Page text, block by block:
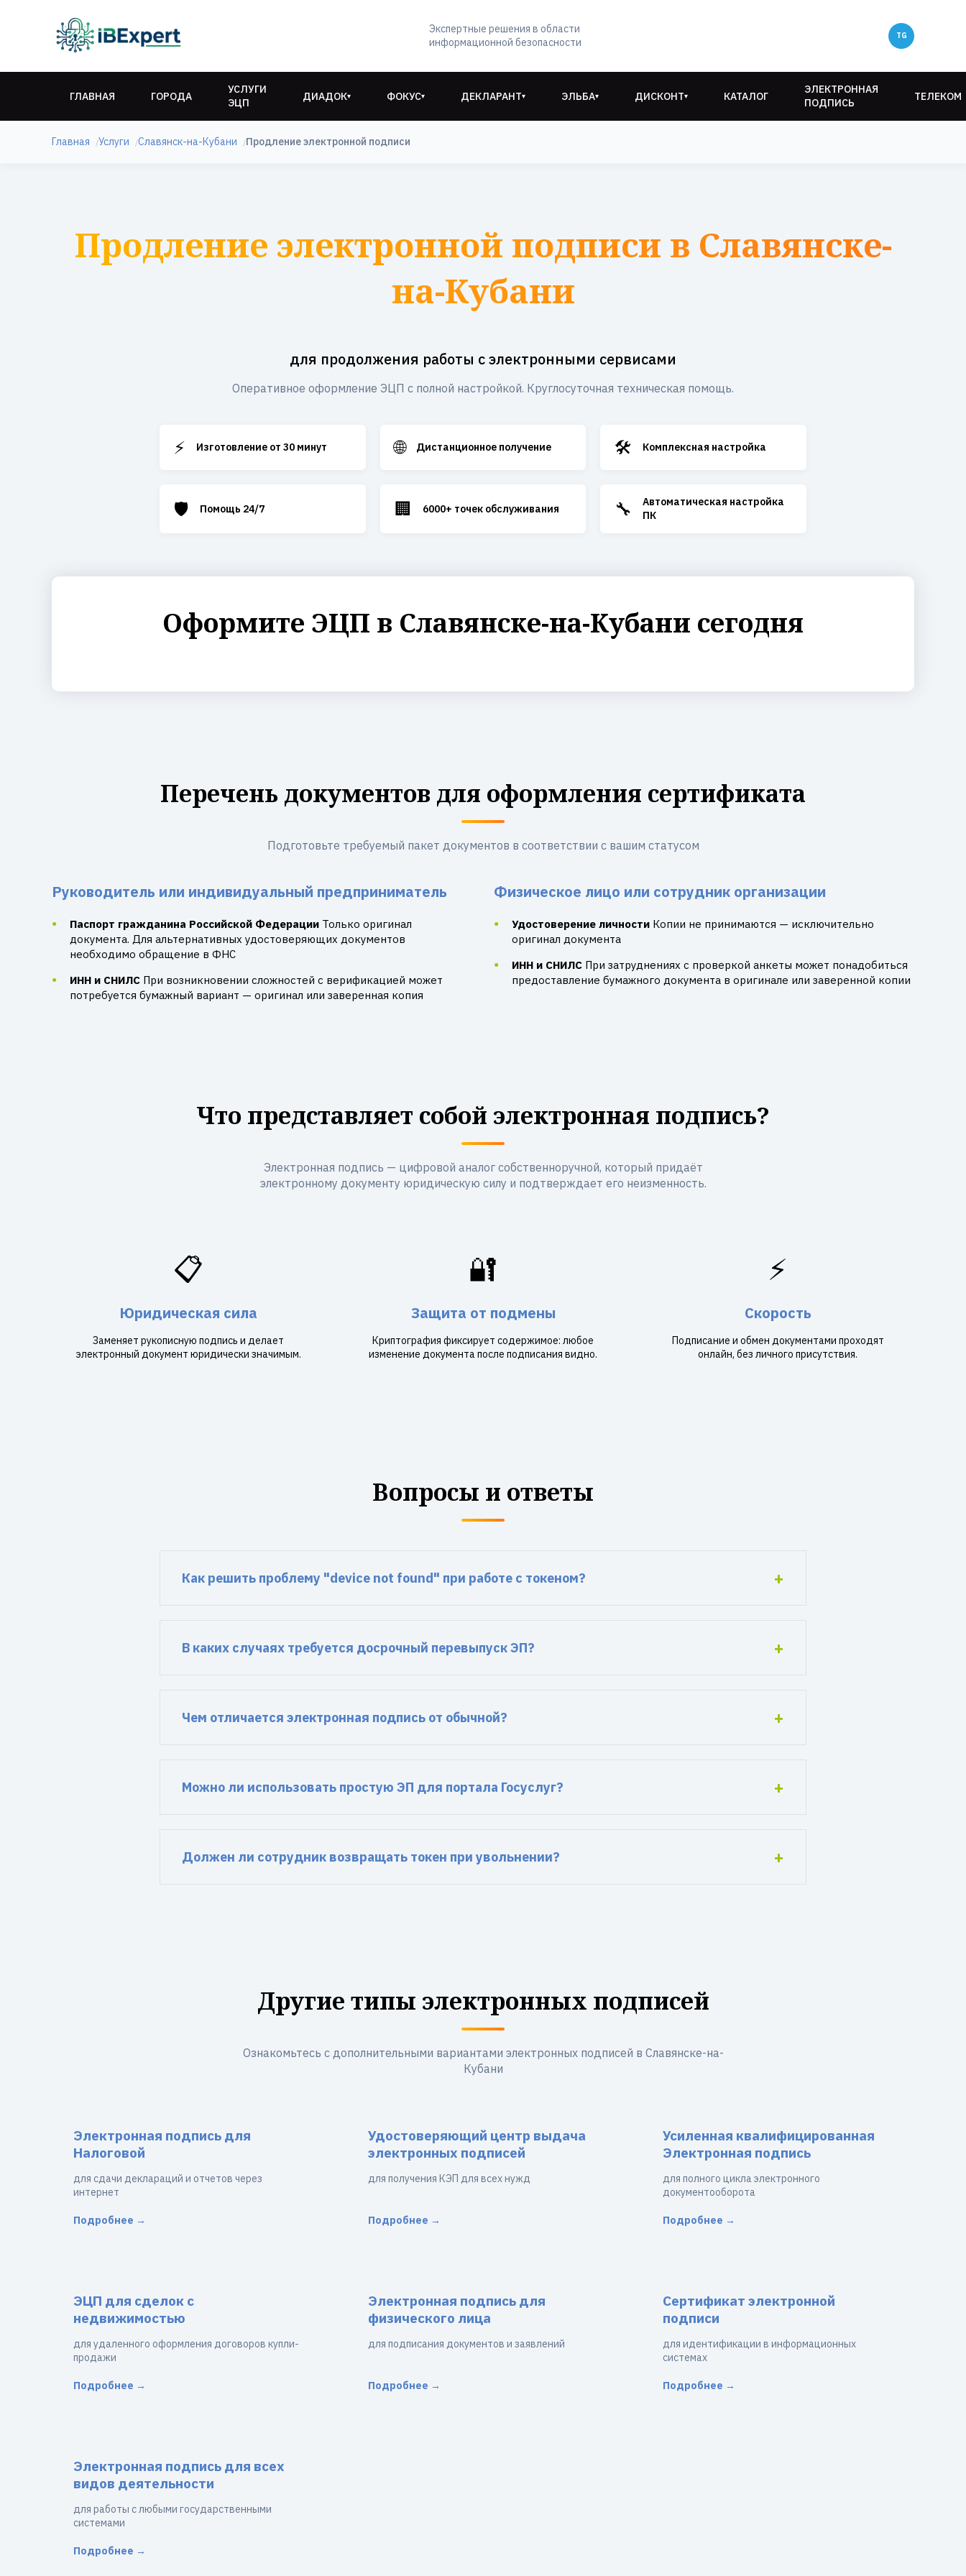
Экспертные решения в области
информационной безопасности
ГЛАВНАЯ ГОРОДА
УСЛУГИ
ЭЦП
ДИАДОК▾ ФОКУС▾ ДЕКЛАРАНТ▾ ЭЛЬБА▾ ДИСКОНТ▾ КАТАЛОГ
ЭЛЕКТРОННАЯ
ПОДПИСЬ
ТЕЛЕКОМ
Главная Услуги Славянск-на-Кубани Продление электронной подписи
Продление электронной подписи в Славянске-
на-Кубани
для продолжения работы с электронными сервисами
Оперативное оформление ЭЦП с полной настройкой. Круглосуточная техническая помощь.
⚡ Изготовление от 30 минут 🌐 Дистанционное получение 🛠️ Комплексная настройка
🛡️ Помощь 24/7 🏢 6000+ точек обслуживания 🔧
Автоматическая настройка
ПК
Оформите ЭЦП в Славянске-на-Кубани сегодня
Перечень документов для оформления сертификата
Подготовьте требуемый пакет документов в соответствии с вашим статусом
Руководитель или индивидуальный предприниматель
Паспорт гражданина Российской Федерации Только оригинал
документа. Для альтернативных удостоверяющих документов
необходимо обращение в ФНС
ИНН и СНИЛС При возникновении сложностей с верификацией может
потребуется бумажный вариант — оригинал или заверенная копия
Физическое лицо или сотрудник организации
Удостоверение личности Копии не принимаются — исключительно
оригинал документа
ИНН и СНИЛС При затруднениях с проверкой анкеты может понадобиться
предоставление бумажного документа в оригинале или заверенной копии
Что представляет собой электронная подпись?
Электронная подпись — цифровой аналог собственноручной, который придаёт
электронному документу юридическую силу и подтверждает его неизменность.
📋
Юридическая сила
Заменяет рукописную подпись и делает
электронный документ юридически значимым.
🔐
Защита от подмены
Криптография фиксирует содержимое: любое
изменение документа после подписания видно.
⚡
Скорость
Подписание и обмен документами проходят
онлайн, без личного присутствия.
Вопросы и ответы
Как решить проблему "device not found" при работе с токеном?
В каких случаях требуется досрочный перевыпуск ЭП?
Чем отличается электронная подпись от обычной?
Можно ли использовать простую ЭП для портала Госуслуг?
Должен ли сотрудник возвращать токен при увольнении?
Другие типы электронных подписей
Ознакомьтесь с дополнительными вариантами электронных подписей в Славянске-на-
Кубани
Электронная подпись для
Налоговой
для сдачи деклараций и отчетов через
интернет
Подробнее →
Удостоверяющий центр выдача
электронных подписей
для получения КЭП для всех нужд
Подробнее →
Усиленная квалифицированная
Электронная подпись
для полного цикла электронного
документооборота
Подробнее →
ЭЦП для сделок с
недвижимостью
для удаленного оформления договоров купли-
продажи
Подробнее →
Электронная подпись для
физического лица
для подписания документов и заявлений
Подробнее →
Сертификат электронной
подписи
для идентификации в информационных
системах
Подробнее →
Электронная подпись для всех
видов деятельности
для работы с любыми государственными
системами
Подробнее →